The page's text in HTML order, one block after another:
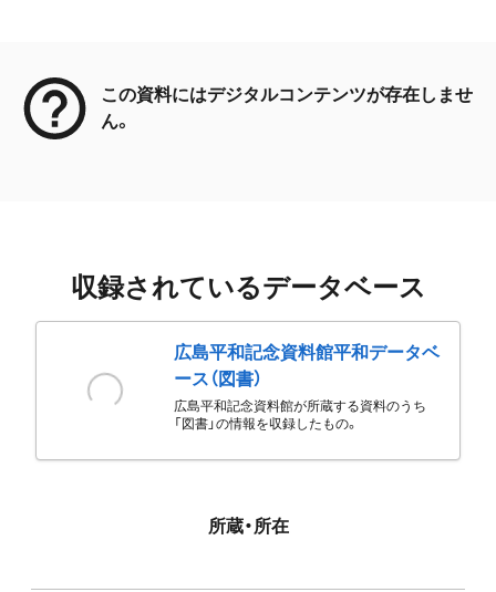
この資料にはデジタルコンテンツが存在しませ
ん。
収録されているデータベース
広島平和記念資料館平和データベ
ース（図書）
広島平和記念資料館が所蔵する資料のうち
「図書」の情報を収録したもの。
所蔵・所在